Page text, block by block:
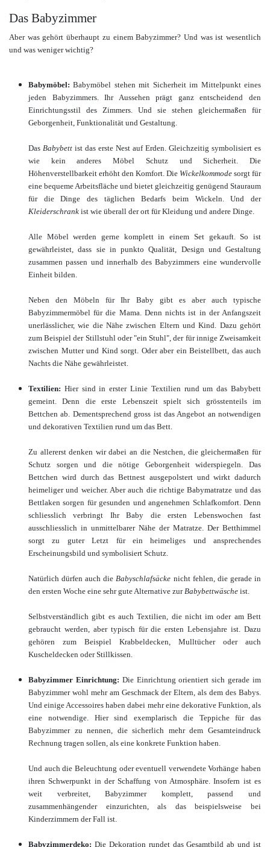
Das Babyzimmer
Aber was gehört überhaupt zu einem Babyzimmer? Und was ist wesentlich
und was weniger wichtig?
Babymöbel:Babymöbel stehen mit Sicherheit im Mittelpunkt eines
jeden Babyzimmers. Ihr Aussehen prägt ganz entscheidend den
Einrichtungsstil des Zimmers. Und sie stehen gleichermaßen für
Geborgenheit, Funktionalität und Gestaltung.
Das Babybett ist das erste Nest auf Erden. Gleichzeitig symbolisiert es
wie kein anderes Möbel Schutz und Sicherheit. Die
Höhenverstellbarkeit erhöht den Komfort. Die Wickelkommode sorgt für
eine bequeme Arbeitsfläche und bietet gleichzeitig genügend Stauraum
für die Dinge des täglichen Bedarfs beim Wickeln. Und der
Kleiderschrank ist wie überall der ort für Kleidung und andere Dinge.
Alle Möbel werden gerne komplett in einem Set gekauft. So ist
gewährleistet, dass sie in punkto Qualität, Design und Gestaltung
zusammen passen und innerhalb des Babyzimmers eine wundervolle
Einheit bilden.
Neben den Möbeln für Ihr Baby gibt es aber auch typische
Babyzimmermöbel für die Mama. Denn nichts ist in der Anfangszeit
unerlässlicher, wie die Nähe zwischen Eltern und Kind. Dazu gehört
zum Beispiel der Stillstuhl oder "ein Stuhl", der für innige Zweisamkeit
zwischen Mutter und Kind sorgt. Oder aber ein Beistellbett, das auch
Nachts die Nähe gewährleistet.
Textilien: Hier sind in erster Linie Textilien rund um das Babybett
gemeint. Denn die erste Lebenszeit spielt sich grösstenteils im
Bettchen ab. Dementsprechend gross ist das Angebot an notwendigen
und dekorativen Textilien rund um das Bett.
Zu allererst denken wir dabei an die Nestchen, die gleichermaßen für
Schutz sorgen und die nötige Geborgenheit widerspiegeln. Das
Bettchen wird durch das Bettnest ausgepolstert und wirkt dadurch
heimeliger und weicher. Aber auch die richtige Babymatratze und das
Bettlaken sorgen für gesunden und angenehmen Schlafkomfort. Denn
schliesslich verbringt Ihr Baby die ersten Lebenswochen fast
ausschliesslich in unmittelbarer Nähe der Matratze. Der Betthimmel
sorgt zu guter Letzt für ein heimeliges und ansprechendes
Erscheinungsbild und symbolisiert Schutz.
Natürlich dürfen auch dieBabyschlafsäcke nicht fehlen, die gerade in
den ersten Woche eine sehr gute Alternative zurBabybettwäsche ist.
Selbstverständlich gibt es auch Textilien, die nicht im oder am Bett
gebraucht werden, aber typisch für die ersten Lebensjahre ist. Dazu
gehören zum Beispiel Krabbeldecken, Mulltücher oder auch
Kuscheldecken oder Stillkissen.
Babyzimmer Einrichtung: Die Einrichtung orientiert sich gerade im
Babyzimmer wohl mehr am Geschmack der Eltern, als dem des Babys.
Und einige Accessoires haben dabei mehr eine dekorative Funktion, als
eine notwendige. Hier sind exemplarisch die Teppiche für das
Babyzimmer zu nennen, die sicherlich mehr dem Gesamteindruck
Rechnung tragen sollen, als eine konkrete Funktion haben.
Und auch die Beleuchtung oder eventuell verwendete Vorhänge haben
ihren Schwerpunkt in der Schaffung von Atmosphäre. Insofern ist es
weit verbreitet, Babyzimmer komplett, passend und
zusammenhängender einzurichten, als das beispielsweise bei
Kinderzimmern der Fall ist.
Babyzimmerdeko: Die Dekoration rundet das Gesamtbild ab und ist